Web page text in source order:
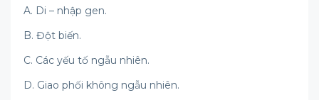
A. Di – nhập gen.
B. Đột biến.
C. Các yếu tố ngẫu nhiên.
D. Giao phối không ngẫu nhiên.